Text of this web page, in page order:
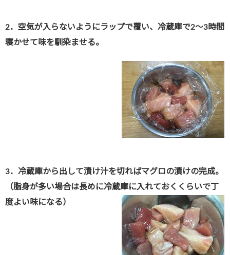
2．空気が入らないようにラップで覆い、冷蔵庫で2～3時間
寝かせて味を馴染ませる。
3．冷蔵庫から出して漬け汁を切ればマグロの漬けの完成。
（脂身が多い場合は長めに冷蔵庫に入れておくくらいで丁
度よい味になる）